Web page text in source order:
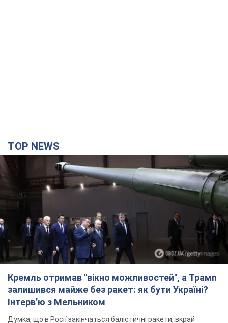
Думка, що в Росії закінчаться балістичні ракети, вкрай
небезпечна, наголосив експерт
3 години тому 20,0 т.
Україна має домовленості на щомісячну
поставку ракет до Patriot від США: Зеленський
розкрив подробиці
Київ також веде активні переговори з європейськими
партнерами
годину тому
Дбала про учнів та підтримувала педагогів:
внаслідок удару РФ по Київщині загинула